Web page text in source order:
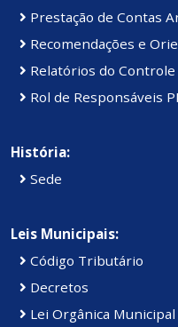
Prestação de Contas
Recomendações e
Relatórios do
Rol de Responsáveis
História:
Sede
Leis Municipais:
Código Tributário
Decretos
Lei Orgânica Municipal